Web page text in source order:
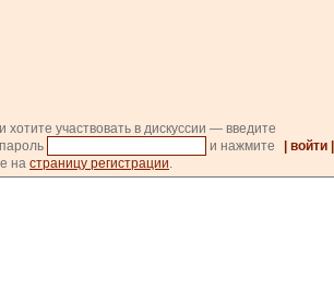
участвовать в дискуссии — введите
и нажмите | войти |
на страницу регистрации.